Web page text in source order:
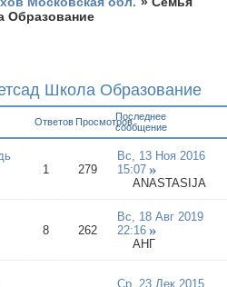
Образование
Школа Образование
Ответов ПросмотровПоследнее
сообщение
1 279
Вс, 13 Ноя 2016
15:07
ANASTASIJA
8 262
Вс, 18 Авг 2019
22:16
АНГ
Ср, 23 Дек 2015